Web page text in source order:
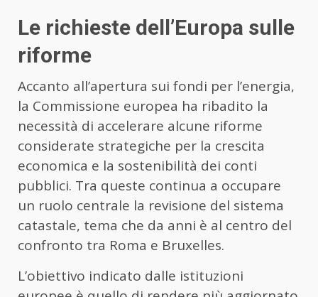
Le richieste dell’Europa sulle
riforme
Accanto all’apertura sui fondi per l’energia,
la Commissione europea ha ribadito la
necessità di accelerare alcune riforme
considerate strategiche per la crescita
economica e la sostenibilità dei conti
pubblici. Tra queste continua a occupare
un ruolo centrale la revisione del sistema
catastale, tema che da anni è al centro del
confronto tra Roma e Bruxelles.
L’obiettivo indicato dalle istituzioni